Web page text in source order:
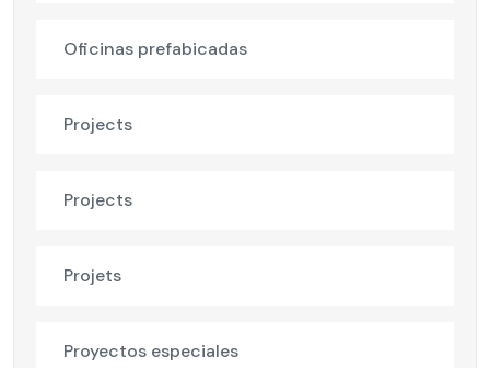
Oficinas prefabicadas
Projects
Projects
Projets
Proyectos especiales